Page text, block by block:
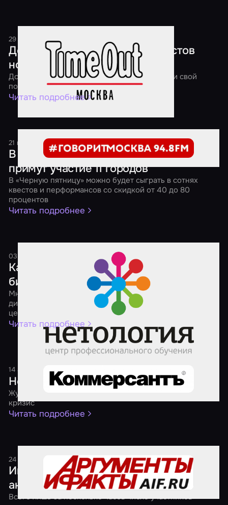
29 декабря 2017
Дед Мороз отправил в мир квестов
новогодние подарки
До 13 января 2018 года вы тоже можете найти свой
подарок в квесте!
Читать подробнее
21 ноября 2017 1 минута
В «Черной пятнице» от «Мира Квестов»
примут участие 11 городов
В «Черную пятницу» можно будет сыграть в сотнях
квестов и перформансов со скидкой от 40 до 80
процентов
Читать подробнее
03 октября 2017
Как выбрать социальную сеть для
бизнеса
Мнения разных бизнесов о том, как продвигать студию
дизайнерской мебели, школу английского, фитнес-
центр и агрегатор квестов в соцсетях
Читать подробнее
14 августа 2017 1 минута
Нести свой квест
Журнал "Огонек" — о бизнесе, который расцвел в
кризис
Читать подробнее
24 мая 2017 1 минута
Играем, когда темно. В России прошла
акция "Ночь квестов"
Всего лишь за несколько часов число участников